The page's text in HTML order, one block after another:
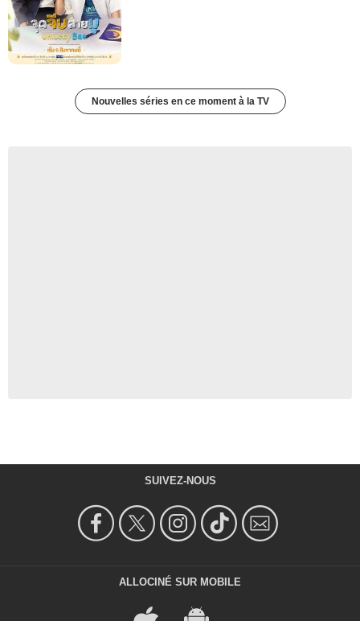
Nouvelles séries en ce moment à la TV
SUIVEZ-NOUS
ALLOCINÉ SUR MOBILE